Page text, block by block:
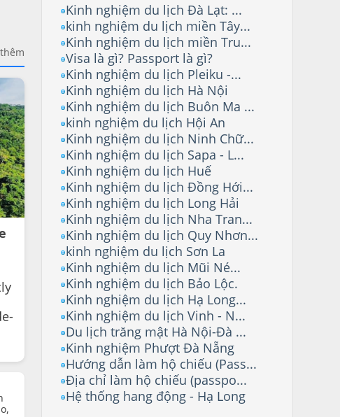
Kinh nghiệm du lịch Đà Lạt: ...
kinh nghiệm du lịch miền Tây...
Kinh nghiệm du lịch miền Tru...
Visa là gì? Passport là gì?
Kinh nghiệm du lịch Pleiku -...
Kinh nghiệm du lịch Hà Nội
Kinh nghiệm du lịch Buôn Ma ...
kinh nghiệm du lịch Hội An
Kinh nghiệm du lịch Ninh Chữ...
Kinh nghiệm du lịch Sapa - L...
Kinh nghiệm du lịch Huế
Kinh nghiệm du lịch Đồng Hới...
Kinh nghiệm du lịch Long Hải
Kinh nghiệm du lịch Nha Tran...
Kinh nghiệm du lịch Quy Nhơn...
kinh nghiệm du lịch Sơn La
Kinh nghiệm du lịch Mũi Né...
Kinh nghiệm du lịch Bảo Lộc.
Kinh nghiệm du lịch Hạ Long...
Kinh nghiệm du lịch Vinh - N...
Du lịch trăng mật Hà Nội-Đà ...
Kinh nghiệm Phượt Đà Nẵng
Hướng dẫn làm hộ chiếu (Pass...
Địa chỉ làm hộ chiếu (passpo...
Hệ thống hang động - Hạ Long